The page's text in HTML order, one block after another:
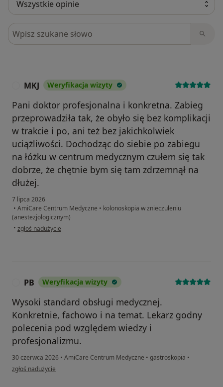
Szukaj w opiniach
MKJ Weryfikacja wizyty
Pani doktor profesjonalna i konkretna. Zabieg
przeprowadziła tak, że obyło się bez komplikacji
w trakcie i po, ani też bez jakichkolwiek
uciążliwości. Dochodząc do siebie po zabiegu
na łóżku w centrum medycznym czułem się tak
dobrze, że chętnie bym się tam zdrzemnął na
dłużej.
7 lipca 2026
• AmiCare Centrum Medyczne • kolonoskopia w znieczuleniu
(anestezjologicznym)
• w opinii użytkownika MKJ
zgłoś nadużycie
PB Weryfikacja wizyty
Wysoki standard obsługi medycznej.
Konkretnie, fachowo i na temat. Lekarz godny
polecenia pod względem wiedzy i
profesjonalizmu.
30 czerwca 2026 • AmiCare Centrum Medyczne • gastroskopia •
w opinii użytkownika PB
zgłoś nadużycie